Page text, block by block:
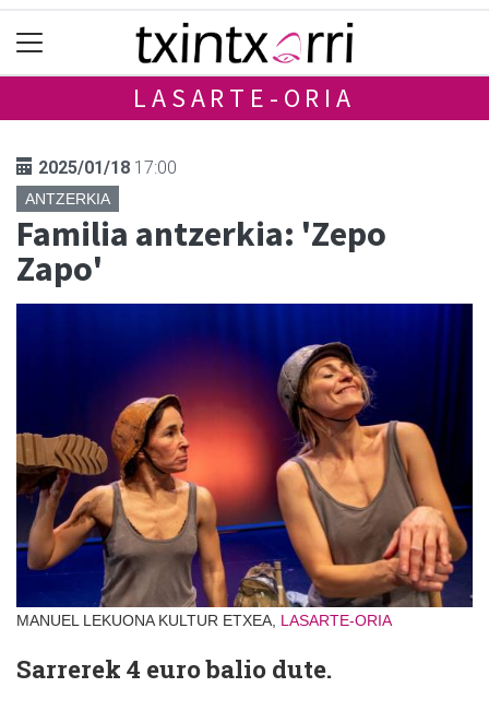
LASARTE-ORIA
2025/01/18 17:00
ANTZERKIA
Familia antzerkia: 'Zepo
Zapo'
MANUEL LEKUONA KULTUR ETXEA, LASARTE-ORIA
Sarrerek 4 euro balio dute.